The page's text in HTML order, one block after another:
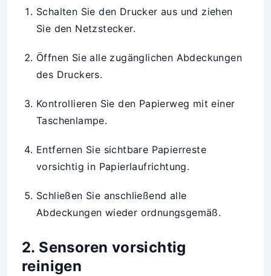
Schalten Sie den Drucker aus und ziehen
Sie den Netzstecker.
Öffnen Sie alle zugänglichen Abdeckungen
des Druckers.
Kontrollieren Sie den Papierweg mit einer
Taschenlampe.
Entfernen Sie sichtbare Papierreste
vorsichtig in Papierlaufrichtung.
Schließen Sie anschließend alle
Abdeckungen wieder ordnungsgemäß.
2. Sensoren vorsichtig
reinigen